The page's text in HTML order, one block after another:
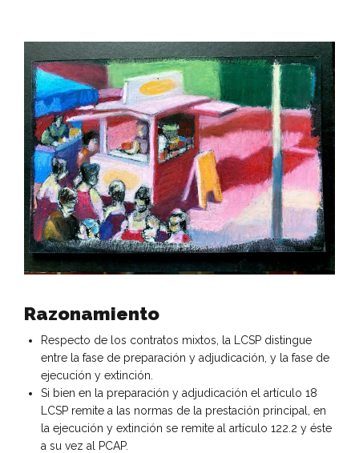
Razonamiento
Respecto de los contratos mixtos, la LCSP distingue
entre la fase de preparación y adjudicación, y la fase de
ejecución y extinción.
Si bien en la preparación y adjudicación el artículo 18
LCSP remite a las normas de la prestación principal, en
la ejecución y extinción se remite al artículo 122.2 y éste
a su vez al PCAP.